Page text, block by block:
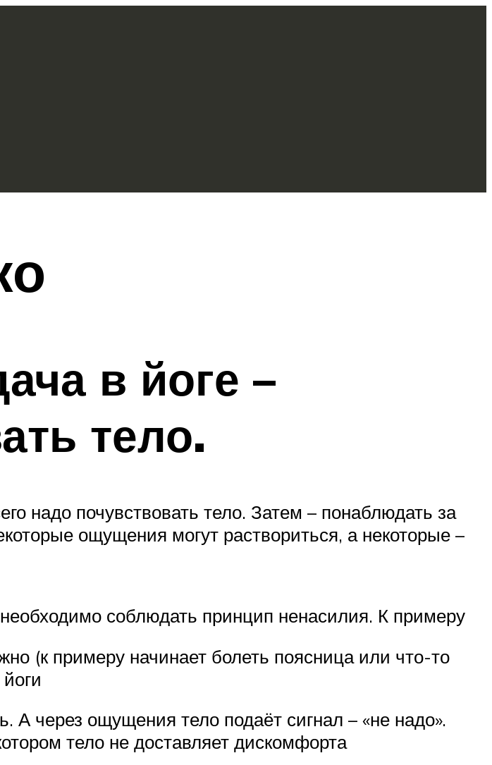
в йоге –
тело.
надо почувствовать тело. Затем – понаблюдать за
ощущения могут раствориться, а некоторые –
соблюдать принцип ненасилия. К примеру
(к примеру начинает болеть поясница или что-то
А через ощущения тело подаёт сигнал – «не надо».
тело не доставляет дискомфорта